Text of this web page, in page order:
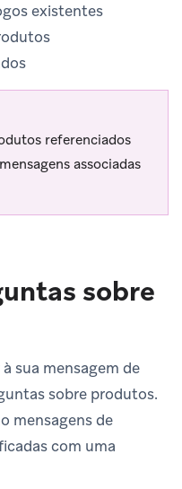
existentes
referenciados
associadas
sobre
sua mensagem de
sobre produtos.
mensagens de
com uma